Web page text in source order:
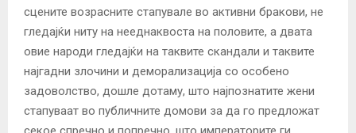
сцените возрасните стапувале во активни бракови, не
гледајќи ниту на нееднаквоста на половите, а двата
овие народи гледајќи на таквите скандали и таквите
најгадни злочини и деморализација со особено
задоволство, дошле дотаму, што најпознатите жени
стапуваат во публичните домови за да го предложат